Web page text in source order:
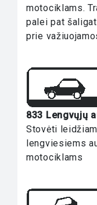
motociklams.
palei pat
prie
833 Lengvųjų
Stovėti
lengviesiems
motociklams